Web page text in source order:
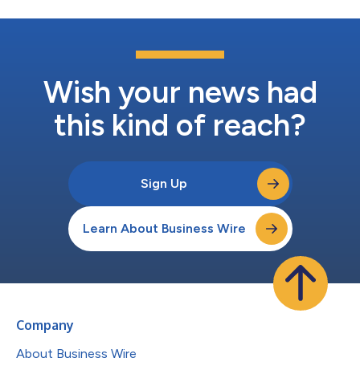
Wish your news had
this kind of reach?
Sign Up
Learn About Business Wire
Company
About Business Wire